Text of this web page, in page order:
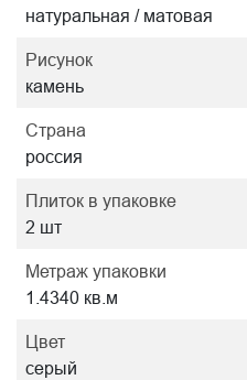
натуральная / матовая
Рисунок
камень
Страна
россия
Плиток в упаковке
2 шт
Метраж упаковки
1.4340 кв.м
Цвет
серый